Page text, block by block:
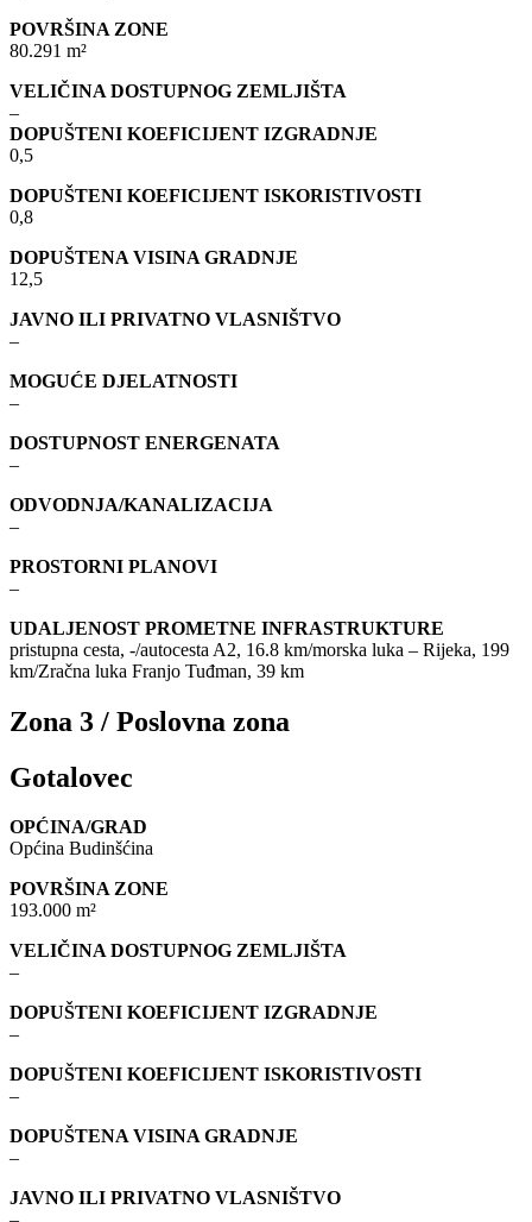
POVRŠINA ZONE
80.291 m²
VELIČINA DOSTUPNOG ZEMLJIŠTA
–
DOPUŠTENI KOEFICIJENT IZGRADNJE
0,5
DOPUŠTENI KOEFICIJENT ISKORISTIVOSTI
0,8
DOPUŠTENA VISINA GRADNJE
12,5
JAVNO ILI PRIVATNO VLASNIŠTVO
–
MOGUĆE DJELATNOSTI
–
DOSTUPNOST ENERGENATA
–
ODVODNJA/KANALIZACIJA
–
PROSTORNI PLANOVI
–
UDALJENOST PROMETNE INFRASTRUKTURE
pristupna cesta, -/autocesta A2, 16.8 km/morska luka – Rijeka, 199
km/Zračna luka Franjo Tuđman, 39 km
Zona 3 / Poslovna zona
Gotalovec
OPĆINA/GRAD
Općina Budinšćina
POVRŠINA ZONE
193.000 m²
VELIČINA DOSTUPNOG ZEMLJIŠTA
–
DOPUŠTENI KOEFICIJENT IZGRADNJE
–
DOPUŠTENI KOEFICIJENT ISKORISTIVOSTI
–
DOPUŠTENA VISINA GRADNJE
–
JAVNO ILI PRIVATNO VLASNIŠTVO